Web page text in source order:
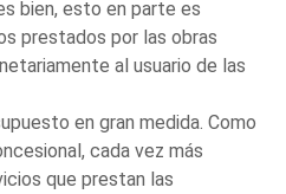
bien, esto en parte es
prestados por las obras
al usuario de las
en gran medida. Como
cada vez más
que prestan las